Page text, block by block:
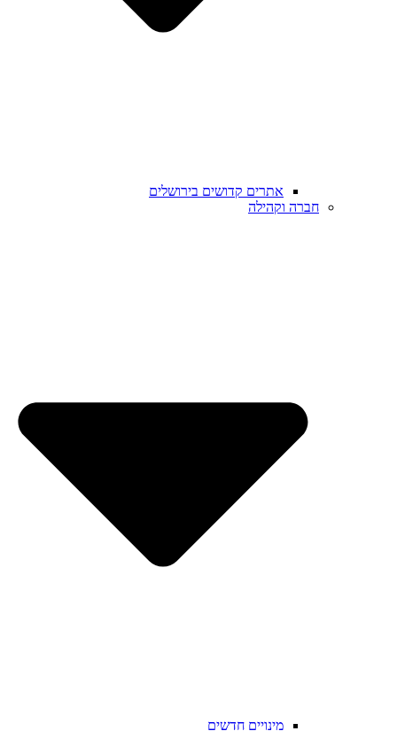
אתרים קדושים בירושלים
חברה וקהילה
מינויים חדשים